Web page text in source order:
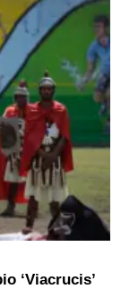
‘Viacrucis’